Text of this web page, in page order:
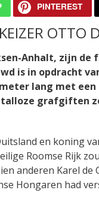
PINTEREST
OTTO
Anhalt, zijn de
is in opdracht
lang met
grafgiften
en koning
Roomse Rijk
anderen Karel de
Hongaren had